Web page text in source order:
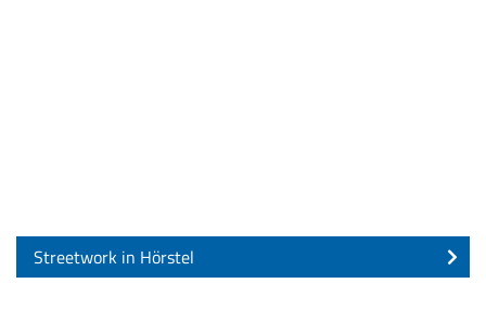
Streetwork in Hörstel